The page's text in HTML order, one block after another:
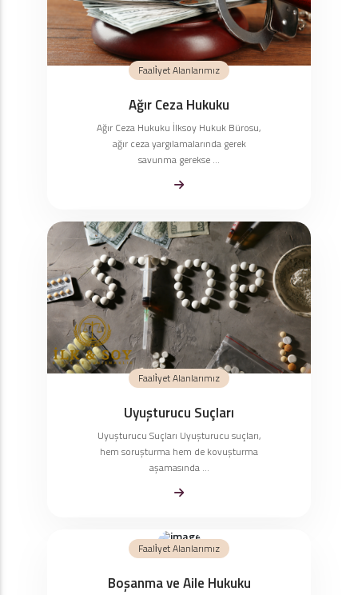
Faali̇yet Alanlarımız
Ağır Ceza Hukuku
Ağır Ceza Hukuku İlksoy Hukuk Bürosu,
ağır ceza yargılamalarında gerek
savunma gerekse ...
Faali̇yet Alanlarımız
Uyuşturucu Suçları
Uyuşturucu Suçları Uyuşturucu suçları,
hem soruşturma hem de kovuşturma
aşamasında ...
Faali̇yet Alanlarımız
Boşanma ve Aile Hukuku